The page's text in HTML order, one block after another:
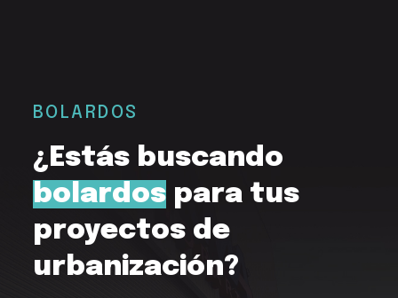
BOLARDOS
¿Estás buscando
bolardospara tus
proyectos de
urbanización?